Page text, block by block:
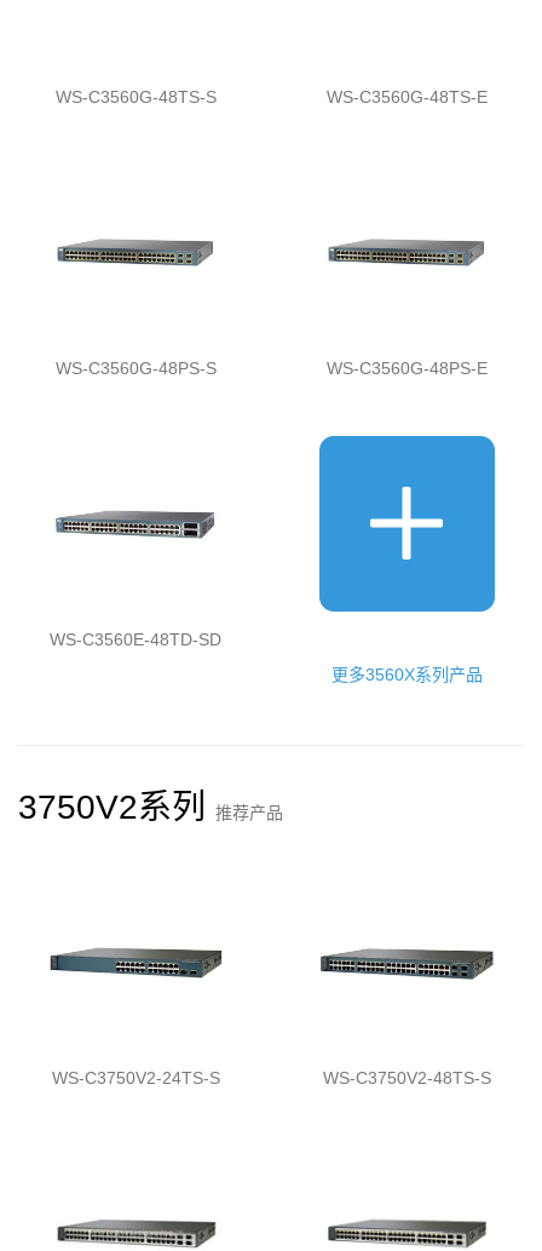
WS-C3560G-48TS-S WS-C3560G-48TS-E
WS-C3560G-48PS-S WS-C3560G-48PS-E
WS-C3560E-48TD-SD
更多3560X系列产品
3750V2系列 推荐产品
WS-C3750V2-24TS-S WS-C3750V2-48TS-S